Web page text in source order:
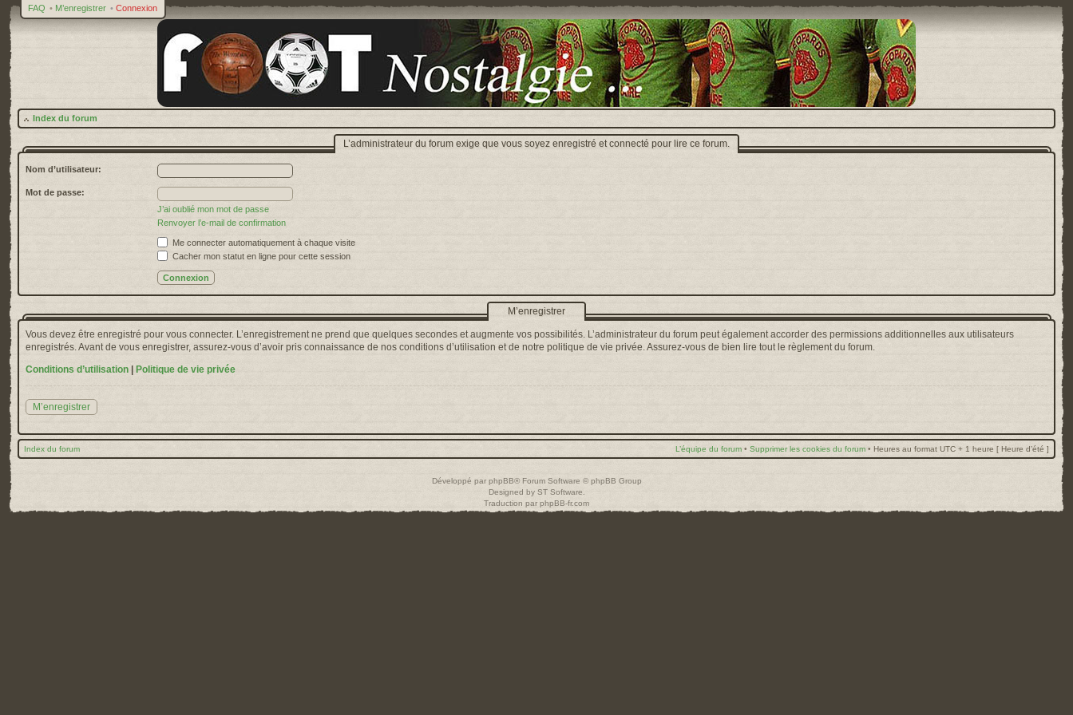
FAQ • M’enregistrer • Connexion
Index du forum
L’administrateur du forum exige que vous soyez enregistré et connecté pour lire ce forum.
Nom d’utilisateur:
Mot de passe:
J’ai oublié mon mot de passe
Renvoyer l’e-mail de confirmation
Me connecter automatiquement à chaque visite
Cacher mon statut en ligne pour cette session
M’enregistrer
Vous devez être enregistré pour vous connecter. L’enregistrement ne prend que quelques secondes et augmente vos possibilités. L’administrateur du forum peut également accorder des permissions additionnelles aux utilisateurs
enregistrés. Avant de vous enregistrer, assurez-vous d’avoir pris connaissance de nos conditions d’utilisation et de notre politique de vie privée. Assurez-vous de bien lire tout le règlement du forum.
Conditions d’utilisation
Politique de vie privée
M’enregistrer
Index du forum L’équipe du forum • Supprimer les cookies du forum • Heures au format UTC + 1 heure [ Heure d’été ]
Développé par phpBB® Forum Software © phpBB Group
Designed by ST Software
Traduction par phpBB-fr.com